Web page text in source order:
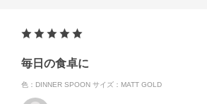
毎日の食卓に
色：DINNER SPOON サイズ：MATT GOLD